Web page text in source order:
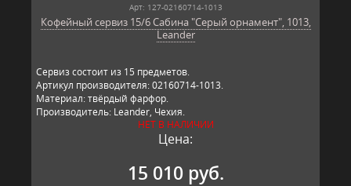
Арт: 127-02160714-1013
Кофейный сервиз 15/6 Сабина "Серый орнамент", 1013,
Leander
Сервиз состоит из 15 предметов.
Артикул производителя: 02160714-1013.
Материал: твёрдый фарфор.
Производитель: Leander, Чехия.
НЕТ В НАЛИЧИИ
Цена:
15 010 руб.